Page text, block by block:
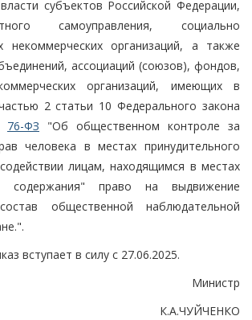
субъектов Российской Федерации,
самоуправления, социально
некоммерческих организаций, а также
ассоциаций (союзов), фондов,
организаций, имеющих в
2 статьи 10 Федерального закона
76-ФЗ "Об общественном контроле за
человека в местах принудительного
лицам, находящимся в местах
содержания" право на выдвижение
общественной наблюдательной
вступает в силу с 27.06.2025.
Министр
К.А.ЧУЙЧЕНКО